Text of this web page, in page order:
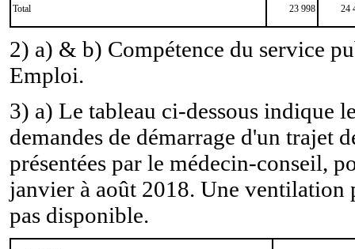
Total 23 998 24
2) a) & b) Compétence du service
Emploi.
3) a) Le tableau ci-dessous indique
demandes de démarrage d'un trajet
présentées par le médecin-conseil,
janvier à août 2018. Une ventilation
pas disponible.